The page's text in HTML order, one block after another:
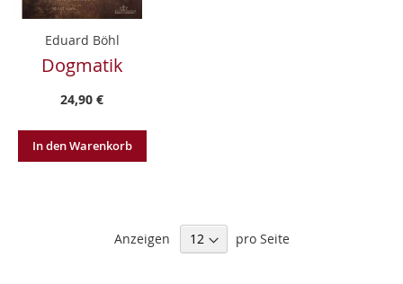
Eduard Böhl
Dogmatik
24,90 €
In den Warenkorb
Anzeigen pro Seite